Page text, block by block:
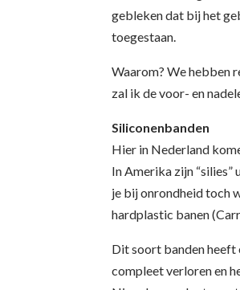
gebleken dat bij het
toegestaan.
Waarom? We hebben
zal ik de voor- en
Siliconenbanden
Hier in Nederland
In Amerika zijn
je bij onrondheid toch
hardplastic banen
Dit soort banden heeft
compleet verloren en